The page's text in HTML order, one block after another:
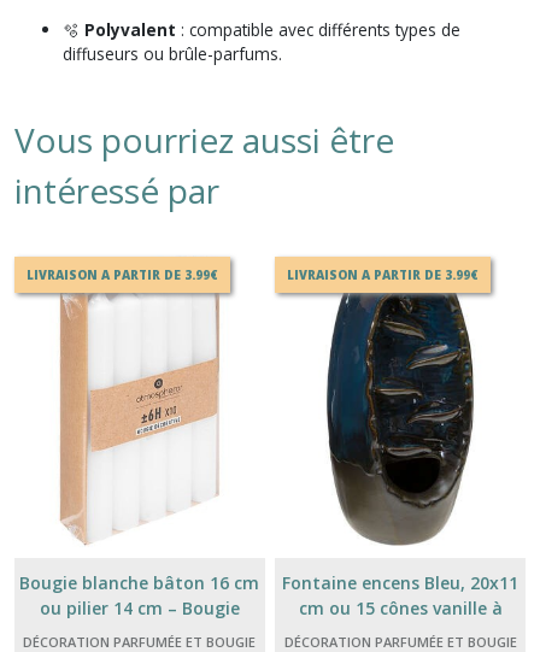
🫧 Polyvalent : compatible avec différents types de
diffuseurs ou brûle-parfums.
Vous pourriez aussi être
intéressé par
LIVRAISON A PARTIR DE 3.99€
Bougie blanche bâton 16 cm
ou pilier 14 cm – Bougie
décorative élégante
DÉCORATION PARFUMÉE ET BOUGIE
LIVRAISON A PARTIR DE 3.99€
Fontaine encens Bleu, 20x11
cm ou 15 cônes vanille à
reflux
DÉCORATION PARFUMÉE ET BOUGIE